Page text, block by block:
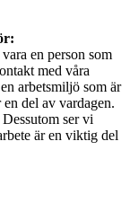
en person som
med våra
arbetsmiljö som är
del av vardagen.
ser vi
är en viktig del